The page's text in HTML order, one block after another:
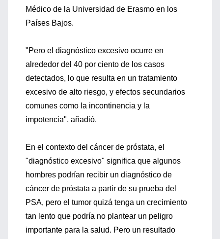
Médico de la Universidad de Erasmo en los
Países Bajos.
"Pero el diagnóstico excesivo ocurre en
alrededor del 40 por ciento de los casos
detectados, lo que resulta en un tratamiento
excesivo de alto riesgo, y efectos secundarios
comunes como la incontinencia y la
impotencia", añadió.
En el contexto del cáncer de próstata, el
"diagnóstico excesivo" significa que algunos
hombres podrían recibir un diagnóstico de
cáncer de próstata a partir de su prueba del
PSA, pero el tumor quizá tenga un crecimiento
tan lento que podría no plantear un peligro
importante para la salud. Pero un resultado